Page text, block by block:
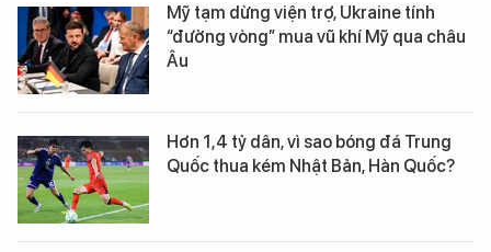
Mỹ tạm dừng viện trợ, Ukraine tính
“đường vòng” mua vũ khí Mỹ qua châu
Âu
Hơn 1,4 tỷ dân, vì sao bóng đá Trung
Quốc thua kém Nhật Bản, Hàn Quốc?